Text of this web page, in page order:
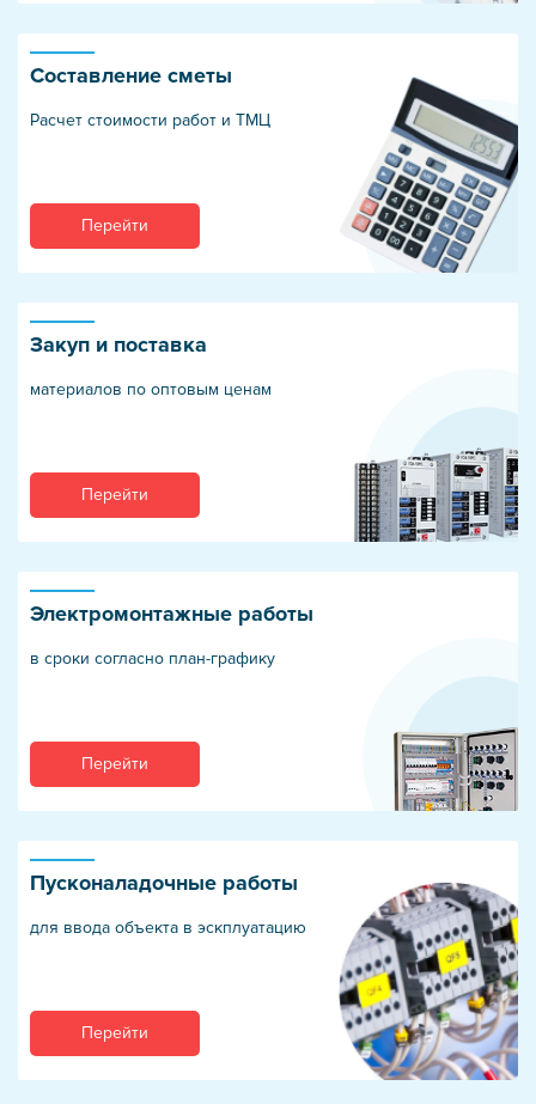
Составление сметы
Расчет стоимости работ и ТМЦ
Перейти
Закуп и поставка
материалов по оптовым ценам
Перейти
Электромонтажные работы
в сроки согласно план-графику
Перейти
Пусконаладочные работы
для ввода объекта в эскплуатацию
Перейти